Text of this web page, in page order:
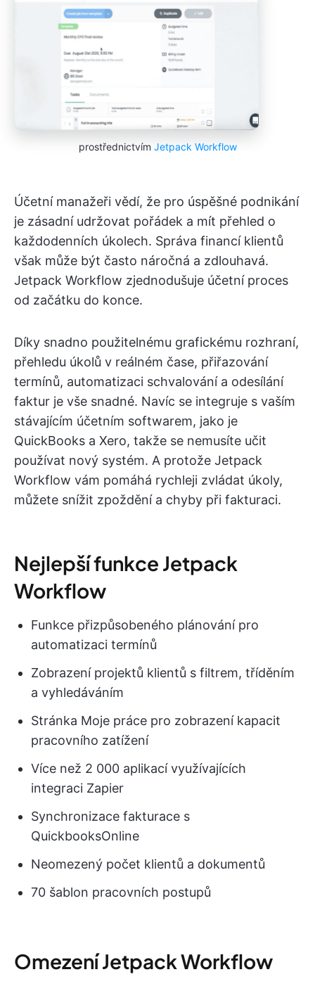
prostřednictvím Jetpack Workflow
Účetní manažeři vědí, že pro úspěšné podnikání
je zásadní udržovat pořádek a mít přehled o
každodenních úkolech. Správa financí klientů
však může být často náročná a zdlouhavá.
Jetpack Workflow zjednodušuje účetní proces
od začátku do konce.
Díky snadno použitelnému grafickému rozhraní,
přehledu úkolů v reálném čase, přiřazování
termínů, automatizaci schvalování a odesílání
faktur je vše snadné. Navíc se integruje s vaším
stávajícím účetním softwarem, jako je
QuickBooks a Xero, takže se nemusíte učit
používat nový systém. A protože Jetpack
Workflow vám pomáhá rychleji zvládat úkoly,
můžete snížit zpoždění a chyby při fakturaci.
Nejlepší funkce Jetpack
Workflow
Funkce přizpůsobeného plánování pro
automatizaci termínů
Zobrazení projektů klientů s filtrem, tříděním
a vyhledáváním
Stránka Moje práce pro zobrazení kapacit
pracovního zatížení
Více než 2 000 aplikací využívajících
integraci Zapier
Synchronizace fakturace s
QuickbooksOnline
Neomezený počet klientů a dokumentů
70 šablon pracovních postupů
Omezení Jetpack Workflow